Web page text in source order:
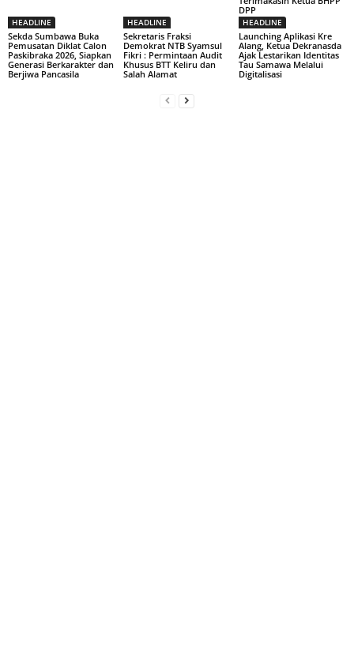
DPP
HEADLINE
Sekda Sumbawa Buka
Pemusatan Diklat Calon
Paskibraka 2026, Siapkan
Generasi Berkarakter dan
Berjiwa Pancasila
HEADLINE
Sekretaris Fraksi
Demokrat NTB Syamsul
Fikri : Permintaan Audit
Khusus BTT Keliru dan
Salah Alamat
HEADLINE
Launching Aplikasi Kre
Alang, Ketua Dekranasda
Ajak Lestarikan Identitas
Tau Samawa Melalui
Digitalisasi